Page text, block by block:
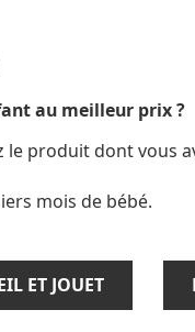
au meilleur prix ?
le produit dont vous
mois de bébé.
ET JOUET